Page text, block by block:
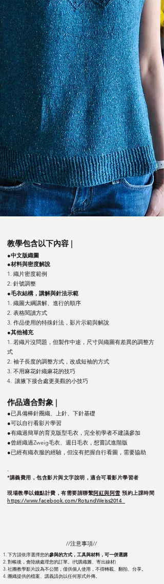
教學包含以下內容 |
●中文版織圖
●材料與密度解說
1. 織片密度範例
2. 針號調整
●毛衣結構，講解與針法示範
1. 織圖大綱講解、進行的順序
2. 表格閱讀方式
3. 作品使用的特殊針法，影片示範與解說
●其他補充
1. 若織片沒問題，但製作中途，尺寸與織圖有差異的調整方
式
2. 袖子長度的調整方式，改成短袖的方式
3. 不用麻花針織麻花的技巧
4. 讓腋下接合處更美觀的小技巧
作品適合對象 |
●已具備棒針圈織、上針、下針基礎
●可以自行看影片學習
●有織過簡單的育克版型毛衣，完全初學者不建議參加
●曾經織過Zweig毛衣、週日毛衣，想嘗試進階版
●已經有織衣服的經驗，但沒有把握自行看圖，需要協助
-
*講義費用，包含影片與文字說明，適合可看影片學習者
現場教學以鐘點計費，有需要請聯繫阿紅與阿雪 ​預約上課時間
https://www.facebook.com/RotundWeiss2014
//注意事項//
1. 下方請依序選擇您的參與的方式 ，工具與材料，可一併選購
2. 對帳後，會陸續處理您的訂單。(代購織圖、寄出線材)
3. 社團教學影片設為不公開，僅供個人使用，不得轉載、翻拍、分享。
4. 團織提供的檔案、講義請勿以任何形式外傳。